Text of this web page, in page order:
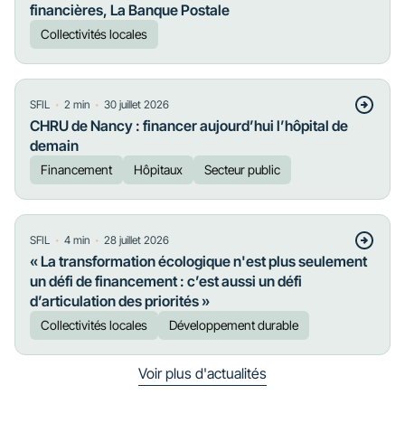
financières, La Banque Postale
Collectivités locales
SFIL ・ 2 min ・ 30 juillet 2026
CHRU de Nancy : financer aujourd’hui l’hôpital de
demain
Financement Hôpitaux Secteur public
SFIL ・ 4 min ・ 28 juillet 2026
« La transformation écologique n'est plus seulement
un défi de financement : c’est aussi un défi
d’articulation des priorités »
Collectivités locales Développement durable
Voir plus d'actualités